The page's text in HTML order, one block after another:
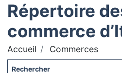
Répertoire
commerce
Accueil Commerces